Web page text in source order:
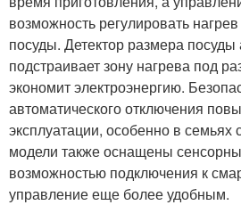
возможность регулировать
посуды. Детектор размера посуды
подстраивает зону нагрева под
экономит электроэнергию.
автоматического отключения
эксплуатации, особенно в семьях
модели также оснащены
возможностью подключения к
управление еще более удобным.